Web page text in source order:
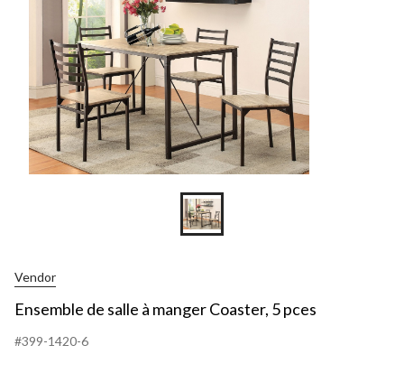
Vendor
Ensemble de salle à manger Coaster, 5 pces
#399-1420-6